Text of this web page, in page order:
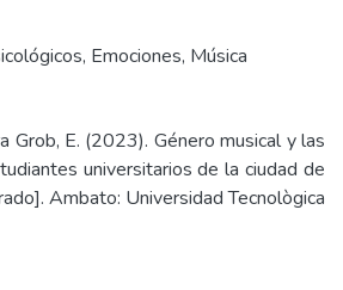
, Emociones, Música
Grob, E. (2023). Género musical y las
universitarios de la ciudad de
Ambato: Universidad Tecnològica